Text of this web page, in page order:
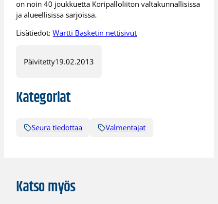
on noin 40 joukkuetta Koripalloliiton valtakunnallisissa
ja alueellisissa sarjoissa.
Lisätiedot:Wartti Basketin nettisivut
Päivitetty19.02.2013
Kategoriat
Seura tiedottaa Valmentajat
Katso myös